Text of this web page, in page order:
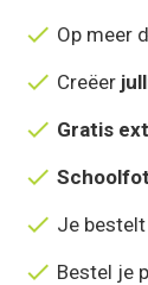
Op meer
Creëer
Gratis
Je
Bestel je